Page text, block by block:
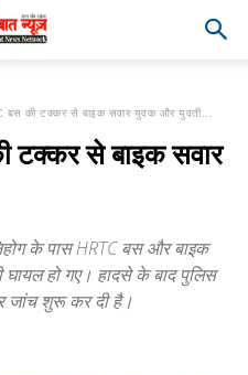
बस की टक्कर से बाइक सवार युवक और युवती...
टक्कर से बाइक सवार
के पास HRTC बस और बाइक
हो गए। हादसे के बाद पुलिस
जांच शुरू कर दी है।